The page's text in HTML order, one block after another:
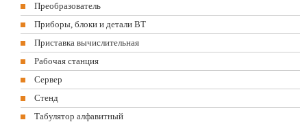
Преобразователь
Приборы, блоки и детали ВТ
Приставка вычислительная
Рабочая станция
Сервер
Стенд
Табулятор алфавитный